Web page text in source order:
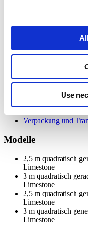
Use
Spectra kann 360°
Der quadratischen
Mast oder mit einem
Spectra kann völlig
Die Schutzhülle ist
Verpackung und
Modelle
2,5 m quadratisch
Limestone
3 m quadratisch
Limestone
2,5 m quadratisch
Limestone
3 m quadratisch
Limestone